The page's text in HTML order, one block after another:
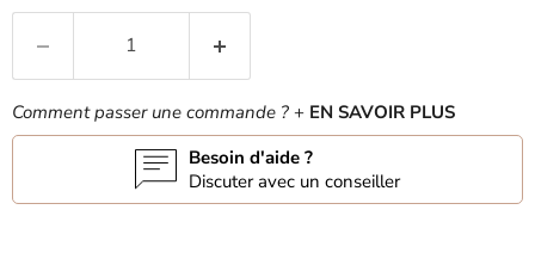
Comment passer une commande ? + EN SAVOIR PLUS
Besoin d'aide ?
Discuter avec un conseiller